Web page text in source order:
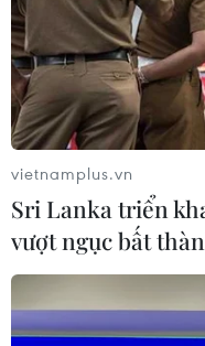
Ninh
07/08/2026 08:33
Canh tác biển -
Giá vàng hướng tới
nhất kể từ tháng 1/
vietnamplus.vn
Sri Lanka triển
vượt ngục bất